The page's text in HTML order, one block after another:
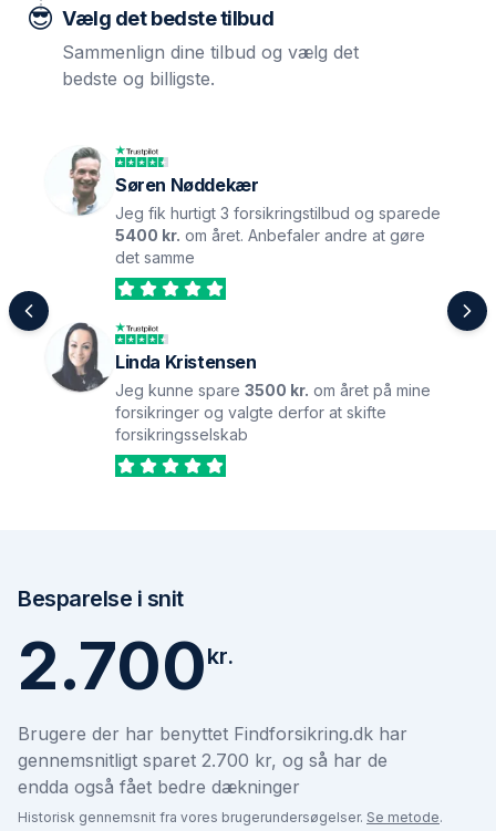
😎 Vælg det bedste tilbud
Sammenlign dine tilbud og vælg det
bedste og billigste.
Søren Nøddekær
Jeg fik hurtigt 3 forsikringstilbud og sparede
5400 kr. om året. Anbefaler andre at gøre
det samme
Linda Kristensen
Jeg kunne spare 3500 kr. om året på mine
forsikringer og valgte derfor at skifte
forsikringsselskab
Besparelse i snit
2.700kr.
Brugere der har benyttet Findforsikring.dk har
gennemsnitligt sparet 2.700 kr, og så har de
endda også fået bedre dækninger
Historisk gennemsnit fra vores brugerundersøgelser. Se metode.